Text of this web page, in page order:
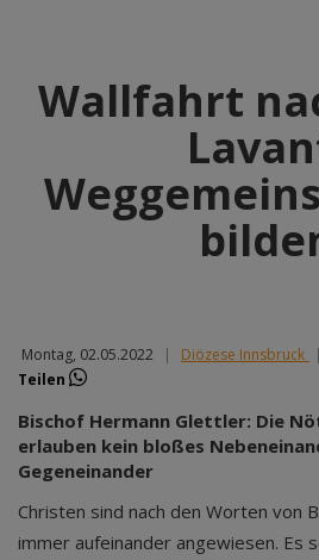
Wallfahrt
Montag, 02.05.2022 | Diözese Innsbruck |
Teilen
Bischof Hermann Glettler: Die
erlauben kein bloßes
Gegeneinander
Christen sind nach den Worten von
immer aufeinander angewiesen. Es